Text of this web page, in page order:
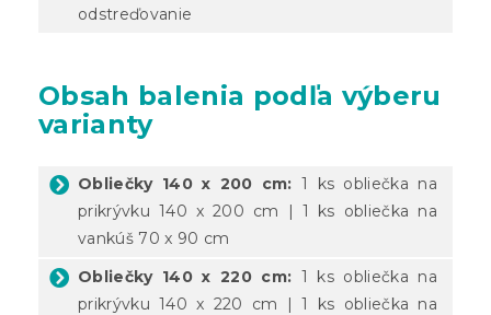
odstreďovanie
Obsah balenia podľa výberu
varianty
Obliečky 140 x 200 cm: 1 ks obliečka na
prikrývku 140 x 200 cm | 1 ks obliečka na
vankúš 70 x 90 cm
Obliečky 140 x 220 cm: 1 ks obliečka na
prikrývku 140 x 220 cm | 1 ks obliečka na